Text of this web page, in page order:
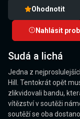
Ohodnotit
Nahlásit
Sudá a lichá
Jedna z
Hill. Tentokrát opět
zlikvidovali bandu,
vítězství v soutěži
soutěží se oba